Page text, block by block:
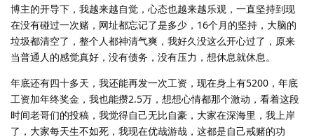
博主的开导下，我越来越自觉，心态也越来越乐观，一直坚持到现
在没有碰过一次赌，网址都忘记了是多少，16个月的坚持，大脑的
垃圾都清空了，整个人都神清气爽，我好久没这么开心过了，原来
当普通人的感觉真好，没有债务，没有压力，想休息就休息。
年底还有四十多天，我还能再发一次工资，现在身上有5200，年底
工资加年终奖金，我也能攒2.5万，想想心情都那个激动，看着这段
时间老哥们的投稿，我觉得自己无比自豪，大家在深海里，我上岸
了，大家每天生不如死，我现在优哉游哉，这都是自己戒赌的功